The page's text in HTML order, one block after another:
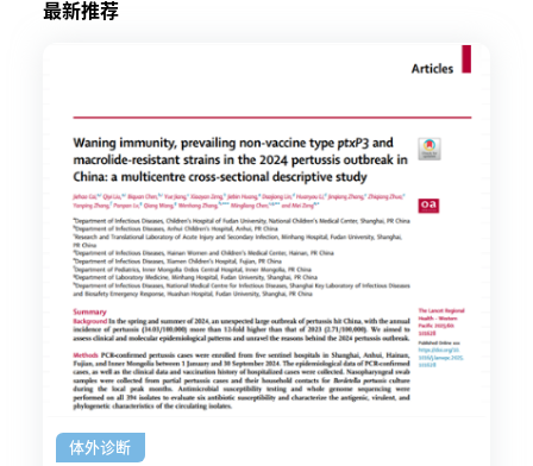
最新推荐
体外诊断